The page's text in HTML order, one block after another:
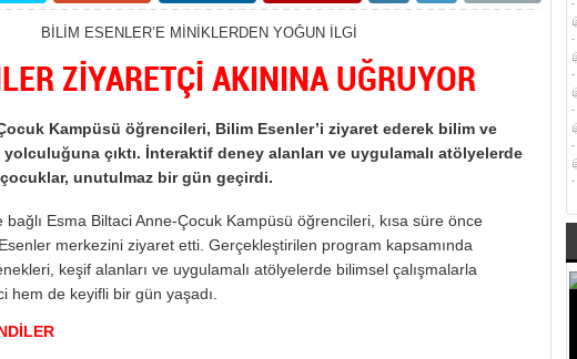
ZİYARETÇİ AKININA UĞRUYOR
Kampüsü öğrencileri, Bilim Esenler’i ziyaret ederek bilim ve
çıktı. İnteraktif deney alanları ve uygulamalı atölyelerde
unutulmaz bir gün geçirdi.
bağlı Esma Biltaci Anne-Çocuk Kampüsü öğrencileri, kısa süre önce
merkezini ziyaret etti. Gerçekleştirilen program kapsamında
keşif alanları ve uygulamalı atölyelerde bilimsel çalışmalarla
hem de keyifli bir gün yaşadı.